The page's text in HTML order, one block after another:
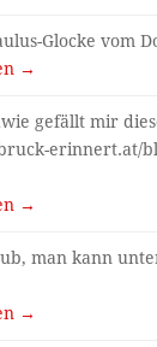
Glocke vom
→
gefällt mir
erinnert.at/
→
man kann
→